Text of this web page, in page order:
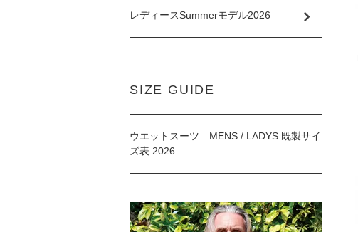
レディースSummerモデル2026
SIZE GUIDE
ウエットスーツ MENS / LADYS 既製サイ
ズ表 2026